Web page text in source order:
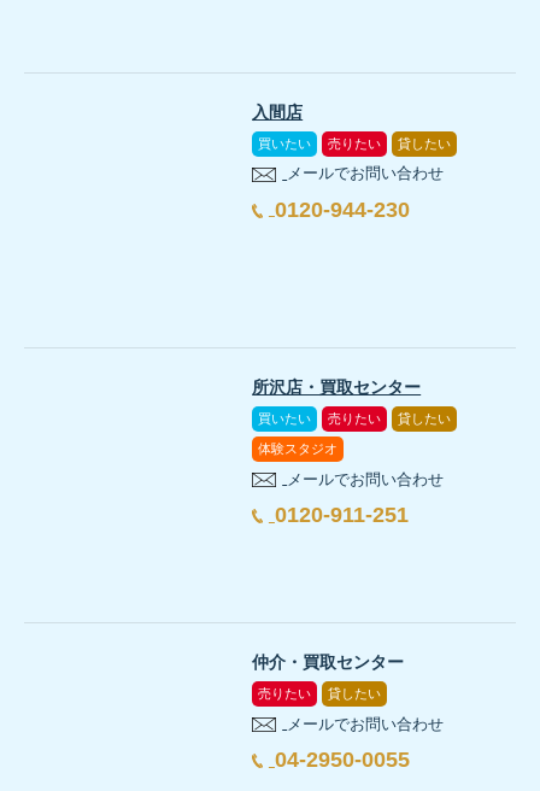
入間店
買いたい 売りたい 貸したい
メールでお問い合わせ
0120-944-230
所沢店・買取センター
買いたい 売りたい 貸したい
体験スタジオ
メールでお問い合わせ
0120-911-251
仲介・買取センター
売りたい 貸したい
メールでお問い合わせ
04-2950-0055